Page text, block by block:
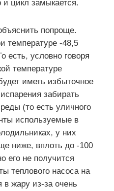
и цикл замыкается.
попроще.
температуре -48,5
есть, условно говоря
температуре
иметь избыточное
забирать
(то есть уличного
используемые в
у них
ниже, вплоть до -100
его не получится
теплового насоса на
жару из-за очень